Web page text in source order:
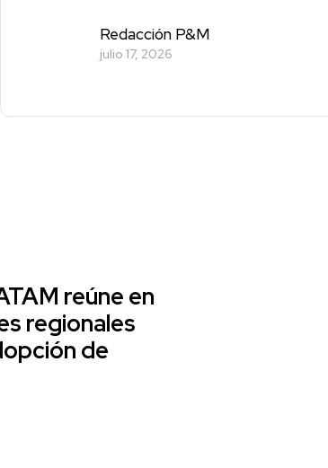
Redacción P&M
julio 17, 2026
reúne en
regionales
de